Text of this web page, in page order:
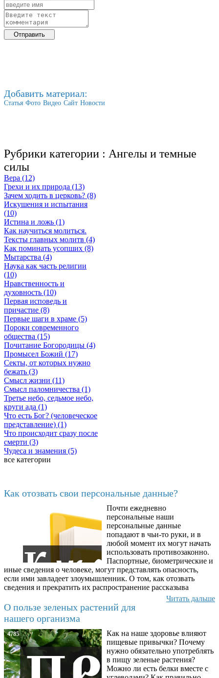
Добавить материал:
Статья Фото Видео Сайт Новости
Рубрики категории : Ангелы и темные
силы
Вера (12)
Грехи и их природа (13)
Зачем ходить в церковь? (8)
Искушения и испытания
(10)
Истина и ложь (1)
Как научиться молиться.
Тексты главных молитв (4)
Как поминать усопших (8)
Мытарства (4)
Наука как часть религии
(10)
Нравственность и
духовность (10)
Первая исповедь и
причастие (8)
Первые шаги в храме (5)
Пороки современного
общества (15)
Почитание Богородицы (4)
Промысел Божий (17)
Секты, от которых нужно
бежать (3)
Смысл жизни (11)
Смысл паломничества (1)
Третье небо, седьмое небо,
круги ада (1)
Что есть Бог? (человеческое
представление) (1)
Что происходит сразу после
смерти (3)
Чудеса и знамения (5)
все категории
Как отозвать свои персональные данные?
Почти ежедневно
персональные наши
персональные данные
попадают в чьи-то руки, и в
любой момент их могут начать
использовать противозаконно.
Паспортные, биометрические и
иные сведения о человеке, могут представлять опасность,
если ими завладеет злоумышленник. О том, как отозвать
сведения и прекратить их распространение рассказыва
Читать дальше
О пользе зеленых растений для
нашего организма
4785
Как на наше здоровье влияют
пищевые привычки? Почему
нужно обязательно употреблять
в пищу зеленые растения?
Можно ли есть белки вместе с